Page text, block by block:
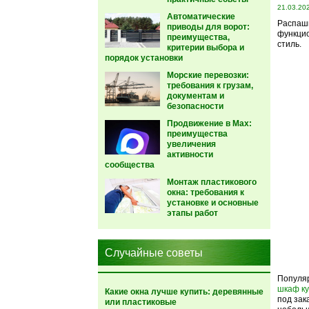
Автоматические
приводы для ворот:
преимущества,
критерии выбора и
порядок установки
Морские перевозки:
требования к грузам,
документам и
безопасности
Продвижение в Max:
преимущества
увеличения
активности
сообщества
Монтаж пластикового
окна: требования к
установке и основные
этапы работ
Случайные советы
Какие окна лучше купить: деревянные
или пластиковые
стиль.
шкаф
под